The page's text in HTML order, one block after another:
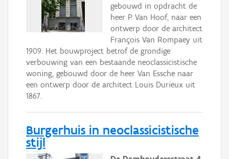
gebouwd in opdracht de
heer P. Van Hoof, naar een
ontwerp door de architect
François Van Rompaey uit
1909. Het bouwproject betrof de grondige
verbouwing van een bestaande neoclassicistische
woning, gebouwd door de heer Van Essche naar
een ontwerp door de architect Louis Durieux uit
1867.
Burgerhuis in neoclassicistische
stijl